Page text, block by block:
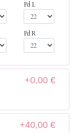
Pd L
Pd R
+0,00 €
+40,00 €